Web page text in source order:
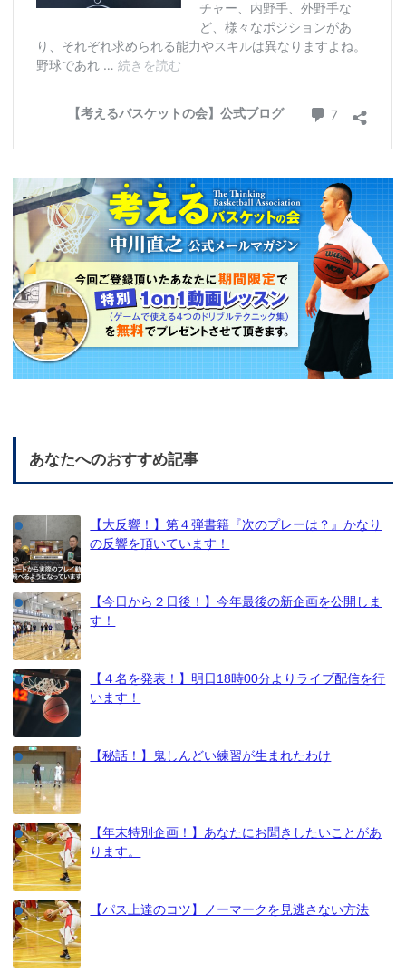
あなたへのおすすめ記事
【大反響！】第４弾書籍『次のプレーは？』かなり
の反響を頂いています！
【今日から２日後！】今年最後の新企画を公開しま
す！
【４名を発表！】明日18時00分よりライブ配信を行
います！
【秘話！】鬼しんどい練習が生まれたわけ
【年末特別企画！】あなたにお聞きしたいことがあ
ります。
【パス上達のコツ】ノーマークを見逃さない方法